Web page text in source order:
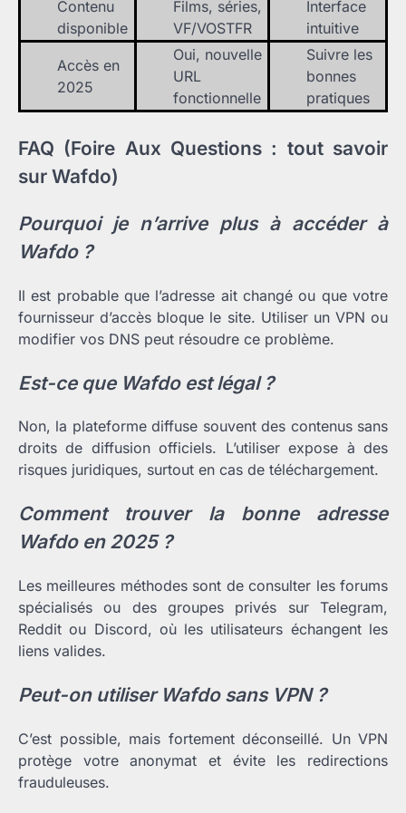
Contenu
disponible
Films, séries,
VF/VOSTFR
Interface
intuitive
Accès en
2025
Oui, nouvelle
URL
fonctionnelle
Suivre les
bonnes
pratiques
FAQ (Foire Aux Questions : tout savoir
sur Wafdo)
Pourquoi je n’arrive plus à accéder à
Wafdo ?
Il est probable que l’adresse ait changé ou que votre
fournisseur d’accès bloque le site. Utiliser un VPN ou
modifier vos DNS peut résoudre ce problème.
Est-ce que Wafdo est légal ?
Non, la plateforme diffuse souvent des contenus sans
droits de diffusion officiels. L’utiliser expose à des
risques juridiques, surtout en cas de téléchargement.
Comment trouver la bonne adresse
Wafdo en 2025 ?
Les meilleures méthodes sont de consulter les forums
spécialisés ou des groupes privés sur Telegram,
Reddit ou Discord, où les utilisateurs échangent les
liens valides.
Peut-on utiliser Wafdo sans VPN ?
C’est possible, mais fortement déconseillé. Un VPN
protège votre anonymat et évite les redirections
frauduleuses.